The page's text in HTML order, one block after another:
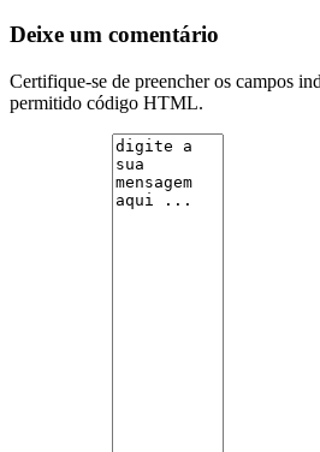
Deixe um comentário
Certifique-se de preencher os campos
permitido código HTML.